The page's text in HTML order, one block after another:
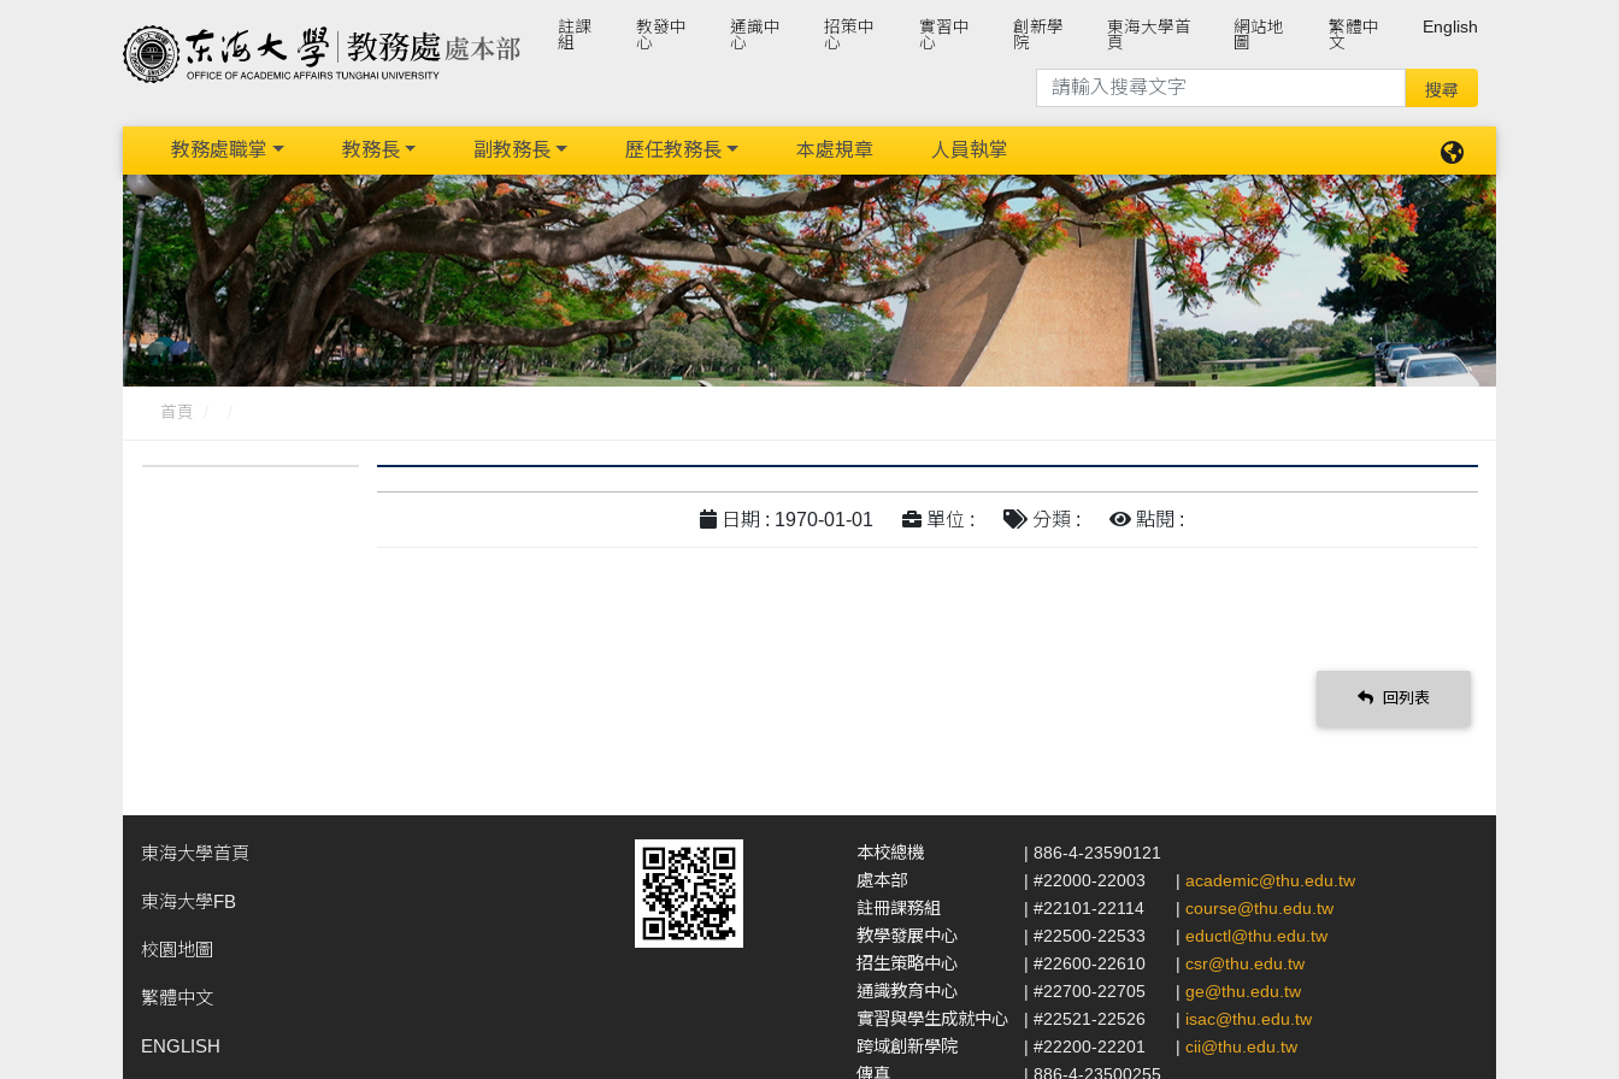
註課
組
教發中
心
通識中
心
招策中
心
實習中
心
創新學
院
東海大學首
頁
網站地
圖
繁體中
文
English
教務處職掌 教務長 副教務長 歷任教務長 本處規章 人員執掌
首頁
日期 : 1970-01-01 單位 : 分類 : 點閱 :
回列表
東海大學首頁
東海大學FB
校園地圖
繁體中文
ENGLISH
本校總機
| 886-4-23590121
處本部
| #22000-22003 | academic@thu.edu.tw
註冊課務組
| #22101-22114 | course@thu.edu.tw
教學發展中心
| #22500-22533 | eductl@thu.edu.tw
招生策略中心
| #22600-22610 | csr@thu.edu.tw
通識教育中心
| #22700-22705 | ge@thu.edu.tw
實習與學生成就中心
| #22521-22526 | isac@thu.edu.tw
跨域創新學院
| #22200-22201 | cii@thu.edu.tw
傳真
| 886-4-23500255